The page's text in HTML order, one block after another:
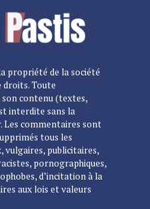
propriété de la société
droits. Toute
contenu (textes,
interdite sans la
Les commentaires sont
tous les
vulgaires, publicitaires,
pornographiques,
d’incitation à la
aux lois et valeurs